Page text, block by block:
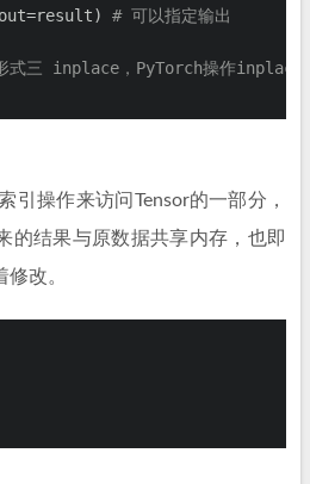
# 可以指定输出
式三 inplace，PyTorch操作inplace
引操作来访问Tensor的一部分，
的结果与原数据共享内存，也即
改。